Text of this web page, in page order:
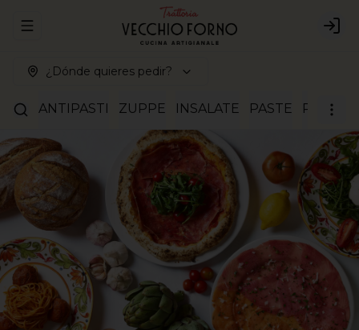
Abrir menu de navegación
¿Dónde quieres pedir?
ANTIPASTI ZUPPE INSALATE PASTE RISOTTI